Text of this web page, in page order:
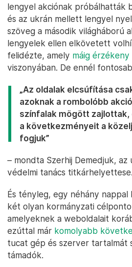
lengyel akciónak próbálhatták
és az ukrán mellett lengyel
szöveg a második világháború
lengyelek ellen elkövetett
felidézte, amely máig
viszonyában. De ennél
„Az oldalak elcsúfítása
azoknak a rombolóbb
színfalak mögött zajlottak,
a következményeit a
fogjuk”
– mondta Szerhij Demedjuk, az
védelmi tanács titkárhelyettese.
És tényleg, egy néhány nappal
két olyan kormányzati
amelyeknek a weboldalait
ezúttal már komolyabb
tucat gép és szerver tartalmát
támadók.